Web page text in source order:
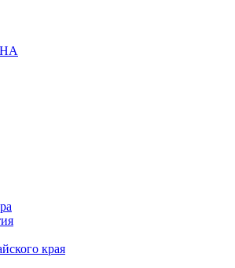
края